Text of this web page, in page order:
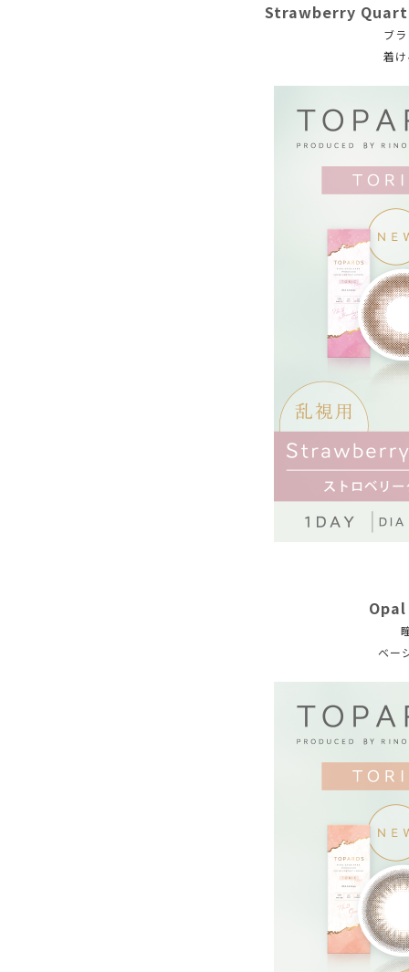
Strawberry Quartz
ブ
着
Opal
ベー